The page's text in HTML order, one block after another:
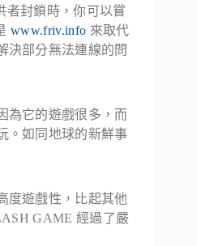
者封鎖時，你可以嘗
www.friv.info 來取代
決部分無法連線的問
為它的遊戲很多，而
。如同地球的新鮮事
度遊戲性，比起其他
GAME 經過了嚴